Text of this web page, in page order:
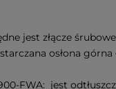
jest złącze
osłona górna
FWA: jest